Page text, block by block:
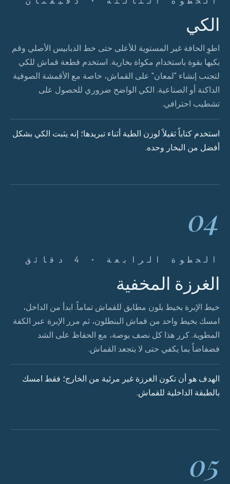
الكي
اطوِ الحافة غير المستوية للأعلى حتى خط الدبابيس الأصلي وقم
بكيها بقوة باستخدام مكواة بخارية. استخدم قطعة قماش للكي
لتجنب إنشاء "لمعان" على القماش، خاصة مع الأقمشة الصوفية
الداكنة أو الصناعية. الكي الواضح ضروري للحصول على
تشطيب احترافي.
استخدم كتاباً ثقيلاً لوزن الطية أثناء تبريدها؛ إنه يثبت الكي بشكل
أفضل من البخار وحده.
04
الخطوة الرابعة · 4 دقائق
الغرزة المخفية
خيط الإبرة بخيط بلون مطابق للقماش تماماً. ابدأ من الداخل،
امسك بخيط واحد من قماش البنطلون، ثم مرر الإبرة عبر الكفة
المطوية. كرر هذا كل نصف بوصة، مع الحفاظ على الشد
فضفاضاً بما يكفي حتى لا يتجعد القماش.
الهدف هو أن تكون الغرزة غير مرئية من الخارج؛ فقط امسك
بالطبقة الداخلية للقماش.
05